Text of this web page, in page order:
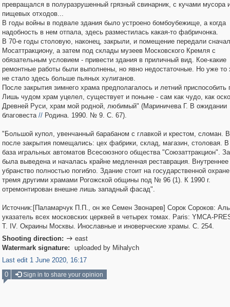
превращался в полуразрушенный грязный свинарник, с кучами мусора
пищевых отходов...
В годы войны в подвале здания было устроено бомбоубежище, а когда
надобность в нем отпала, здесь разместилась какая-то фабричонка.
В 70-е годы столовую, наконец, закрыли, и помещение передали
Мосаттракциону, а затем под склады музеев Московского Кремля с
обязательным условием - привести здания в приличный вид. Кое-какие
ремонтные работы были выполнены, но явно недостаточные. Но уже то
не стало здесь больше пьяных хулиганов.
После закрытия зимнего храма предполагалось и летний приспособить
Лишь чудом храм уцелел, существует и поныне - сам как чудо, как
Древней Руси, храм мой родной, любимый" (Мариничева Г. В ожидании
благовеста //Родина. 1990. № 9. С. 67).
"Большой купол, увенчанный барабаном с главкой и крестом, сломан.
после закрытия помещались: цех фабрики, склад, магазин, столовая. В
база игральных автоматов Всесоюзного общества "Союзаттракцион".
была выведена и началась крайне медленная реставрация. Внутреннее
убранство полностью погибло. Здание стоит на государственной
тремя другими храмами Рогожской общины под № 96 (1). К 1990 г.
отремонтирован внешне лишь западный фасад".
Источник:[Паламарчук П.П., он же Семен Звонарев] Сорок Сороков:
указатель всех московских церквей в четырех томах. Paris: YMCA-
Т. IV. Окраины Москвы. Инославные и иноверческие храмы. С. 254.
Shooting direction:  east
Watermark signature:
uploaded by Mihalych
Last edit 1 June 2020, 16:17
0
Sign in to share your opinion